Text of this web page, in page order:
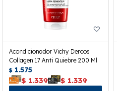
Acondicionador Vichy Dercos
Collagen 17 Anti Quiebre 200 Ml
$ 1.575
$ 1.339 $ 1.339